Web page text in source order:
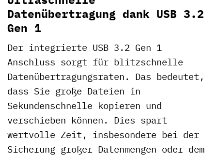
Datenübertragung dank USB 3.2
Gen 1
Der integrierte USB 3.2 Gen 1
Anschluss sorgt für blitzschnelle
Datenübertragungsraten. Das bedeutet,
dass Sie große Dateien in
Sekundenschnelle kopieren und
verschieben können. Dies spart
wertvolle Zeit, insbesondere bei der
Sicherung großer Datenmengen oder dem